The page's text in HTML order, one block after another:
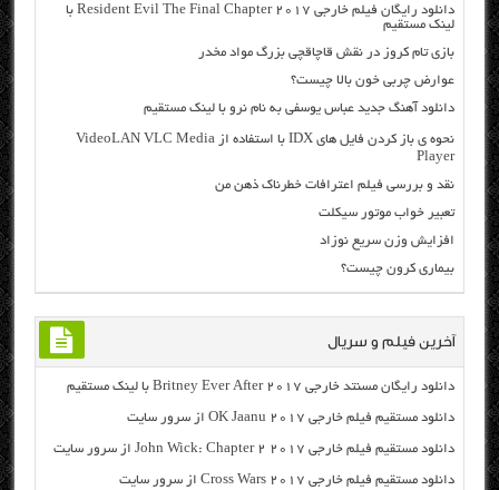
دانلود رایگان فیلم خارجی Resident Evil The Final Chapter 2017 با
لینک مستقیم
بازی تام کروز در نقش قاچاقچی بزرگ مواد مخدر
عوارض چربی خون بالا چیست؟
دانلود آهنگ جدید عباس یوسفی به نام نرو با لینک مستقیم
نحوه ی باز کردن فایل های IDX با استفاده از VideoLAN VLC Media
Player
نقد و بررسی فیلم اعترافات خطرناک ذهن من
تعبیر خواب موتور سیکلت
افزایش وزن سریع نوزاد
بیماری کرون چیست؟
آخرین فیلم و سریال
دانلود رایگان مسنتد خارجی Britney Ever After 2017 با لینک مستقیم
دانلود مستقیم فیلم خارجی OK Jaanu 2017 از سرور سایت
دانلود مستقیم فیلم خارجی John Wick: Chapter 2 2017 از سرور سایت
دانلود مستقیم فیلم خارجی Cross Wars 2017 از سرور سایت